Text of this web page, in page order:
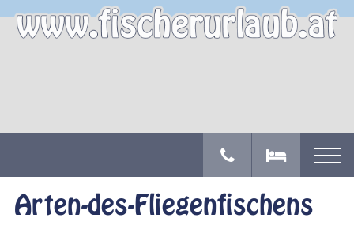
Arten-des-Fliegenfischens